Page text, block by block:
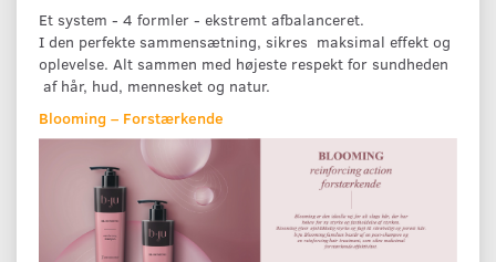
Et system - 4 formler - ekstremt afbalanceret.
I den perfekte sammensætning, sikres maksimal effekt og
oplevelse. Alt sammen med højeste respekt for sundheden
af hår, hud, mennesket og natur.
Blooming – Forstærkende